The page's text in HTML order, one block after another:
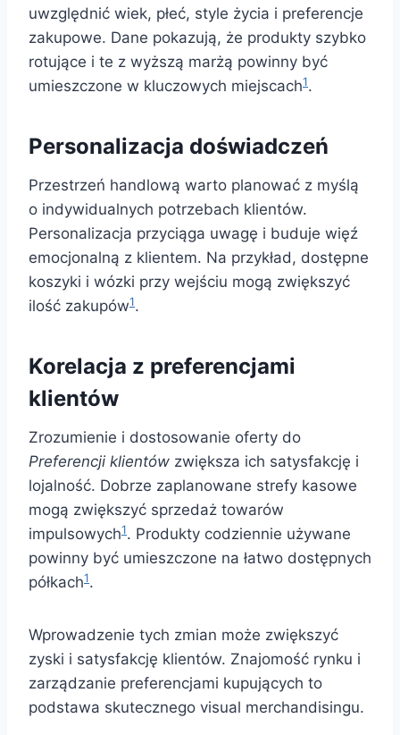
uwzględnić wiek, płeć, style życia i preferencje
zakupowe. Dane pokazują, że produkty szybko
rotujące i te z wyższą marżą powinny być
umieszczone w kluczowych miejscach1.
Personalizacja doświadczeń
Przestrzeń handlową warto planować z myślą
o indywidualnych potrzebach klientów.
Personalizacja przyciąga uwagę i buduje więź
emocjonalną z klientem. Na przykład, dostępne
koszyki i wózki przy wejściu mogą zwiększyć
ilość zakupów1.
Korelacja z preferencjami
klientów
Zrozumienie i dostosowanie oferty do
Preferencji klientów zwiększa ich satysfakcję i
lojalność. Dobrze zaplanowane strefy kasowe
mogą zwiększyć sprzedaż towarów
impulsowych1. Produkty codziennie używane
powinny być umieszczone na łatwo dostępnych
półkach1.
Wprowadzenie tych zmian może zwiększyć
zyski i satysfakcję klientów. Znajomość rynku i
zarządzanie preferencjami kupujących to
podstawa skutecznego visual merchandisingu.